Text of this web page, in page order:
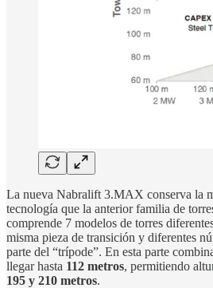
La nueva Nabralift 3.MAX conserva la
tecnología que la anterior familia de
comprende 7 modelos de torres
misma pieza de transición y diferentes
parte del “trípode”. En esta parte
llegar hasta 112 metros, permitiendo
195 y 210 metros.